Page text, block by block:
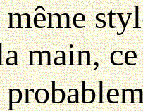
style,
main,